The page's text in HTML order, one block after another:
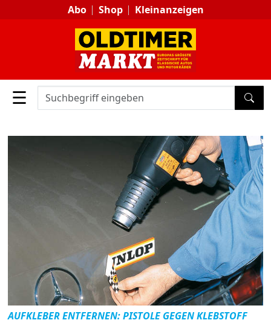
Abo Shop Kleinanzeigen
☰
AUFKLEBER ENTFERNEN: PISTOLE GEGEN KLEBSTOFF